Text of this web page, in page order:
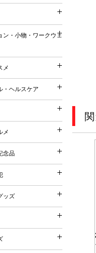
ン・小物・ワークウェ
メ
・ヘルスケア
メ
念品
ッズ